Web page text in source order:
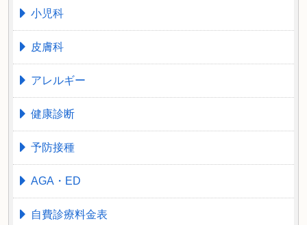
小児科
皮膚科
アレルギー
健康診断
予防接種
AGA・ED
自費診療料金表